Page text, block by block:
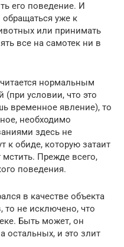
его поведение. И
уже к
или принимать
все на самотек ни в
нормальным
условии, что это
временное явление), то
необходимо
здесь не
к обиде, которую затаит
Прежде всего,
поведения.
в качестве объекта
то не исключено, что
Быть может, он
остальных, и это злит